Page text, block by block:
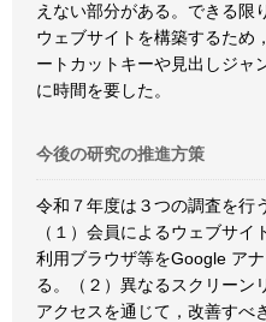
えない部分がある。できる限
ウェブサイトを構築するため
ートカットキーや見出しジャ
に時間を要した。
今後の研究の推進方策
令和７年度は３つの調査を行
（１）会員によるウェブサイ
利用ブラウザ等をGoogle ア
る。（２）異なるスクリーン
アクセスを通じて，改善すべ